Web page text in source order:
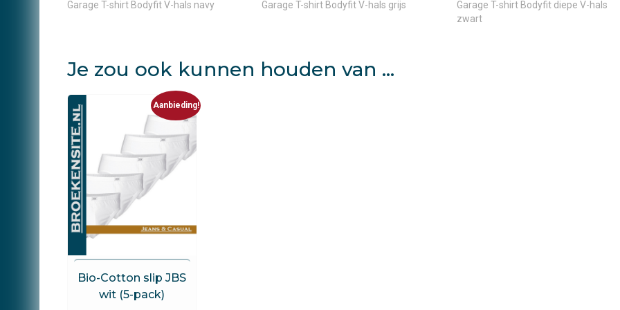
Garage T-shirt Bodyfit V-hals navy Garage T-shirt Bodyfit V-hals grijs
Garage T-shirt Bodyfit diepe V-hals
zwart
Je zou ook kunnen houden van …
Aanbieding!
JBS
Bio-Cotton slip JBS
wit (5-pack)